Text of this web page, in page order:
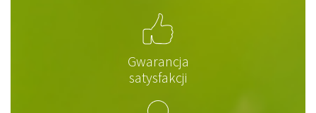
Gwarancja
satysfakcji